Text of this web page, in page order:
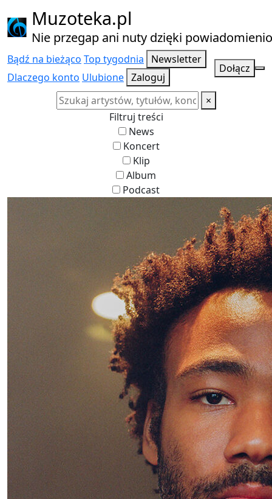
Muzoteka.pl
Nie przegap ani nuty dzięki
Bądź na bieżąco Top tygodnia
Newsletter
Dlaczego konto Ulubione Zaloguj
Dołącz
×
Filtruj treści
News
Koncert
Klip
Album
Podcast